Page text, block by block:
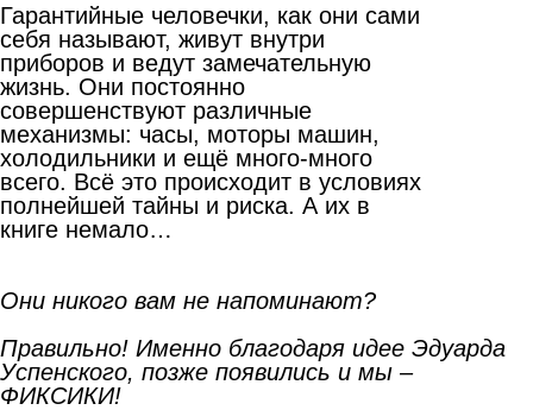
Гарантийные человечки, как они сами
себя называют, живут внутри
приборов и ведут замечательную
жизнь. Они постоянно
совершенствуют различные
механизмы: часы, моторы машин,
холодильники и ещё много-много
всего. Всё это происходит в условиях
полнейшей тайны и риска. А их в
книге немало…
Они никого вам не напоминают?
Правильно! Именно благодаря идее Эдуарда
Успенского, позже появились и мы –
ФИКСИКИ!